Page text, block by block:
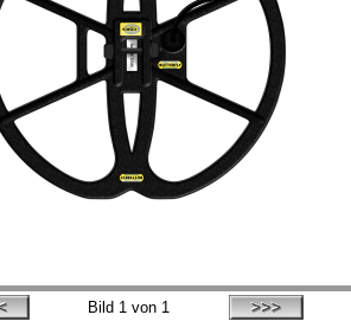
Bild 1 von 1